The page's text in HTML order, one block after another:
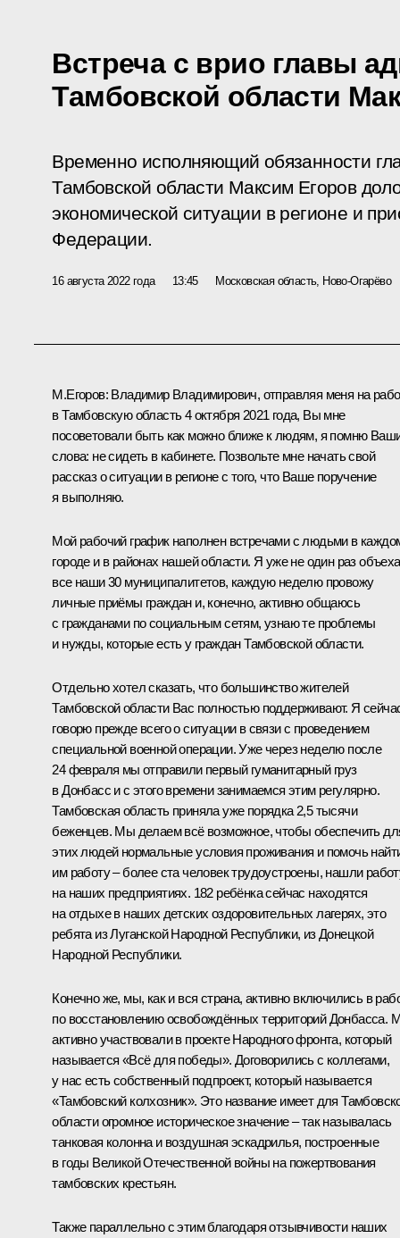
Встреча с врио главы
Тамбовской области
Временно исполняющий обязанности
Тамбовской области Максим Егоров
экономической ситуации в регионе и
Федерации.
16 августа 2022 года 13:45 Московская область, Ново-Огарёво
М.Егоров: Владимир Владимирович, отправляя меня на
в Тамбовскую область 4 октября 2021 года, Вы мне
посоветовали быть как можно ближе к людям, я помню
слова: не сидеть в кабинете. Позвольте мне начать свой
рассказ о ситуации в регионе с того, что Ваше поручение
я выполняю.
Мой рабочий график наполнен встречами с людьми в
городе и в районах нашей области. Я уже не один раз
все наши 30 муниципалитетов, каждую неделю провожу
личные приёмы граждан и, конечно, активно общаюсь
с гражданами по социальным сетям, узнаю те проблемы
и нужды, которые есть у граждан Тамбовской области.
Отдельно хотел сказать, что большинство жителей
Тамбовской области Вас полностью поддерживают. Я
говорю прежде всего о ситуации в связи с проведением
специальной военной операции. Уже через неделю после
24 февраля мы отправили первый гуманитарный груз
в Донбасс и с этого времени занимаемся этим регулярно.
Тамбовская область приняла уже порядка 2,5 тысячи
беженцев. Мы делаем всё возможное, чтобы обеспечить
этих людей нормальные условия проживания и помочь
им работу – более ста человек трудоустроены, нашли
на наших предприятиях. 182 ребёнка сейчас находятся
на отдыхе в наших детских оздоровительных лагерях, это
ребята из Луганской Народной Республики, из Донецкой
Народной Республики.
Конечно же, мы, как и вся страна, активно включились в
по восстановлению освобождённых территорий Донбасса.
активно участвовали в проекте Народного фронта, который
называется «Всё для победы». Договорились с коллегами,
у нас есть собственный подпроект, который называется
«Тамбовский колхозник». Это название имеет для
области огромное историческое значение – так называлась
танковая колонна и воздушная эскадрилья, построенные
в годы Великой Отечественной войны на пожертвования
тамбовских крестьян.
Также параллельно с этим благодаря отзывчивости наших